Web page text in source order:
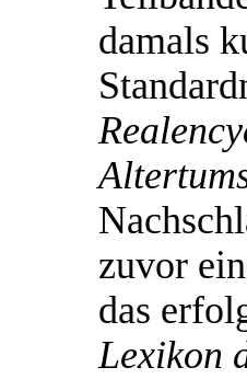
damals
zuvor
das
Lexikon